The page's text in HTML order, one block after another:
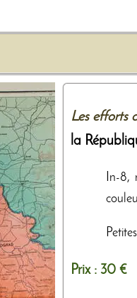
Les efforts
la
In-8,
Prix : 30 €